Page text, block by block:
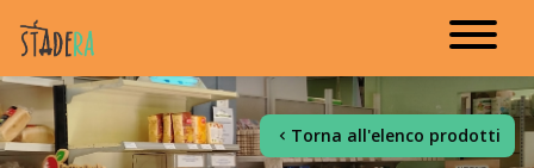
Torna all'elenco prodotti